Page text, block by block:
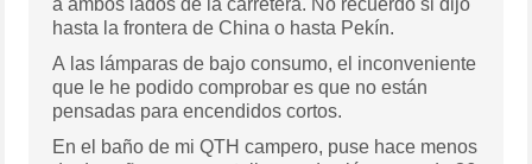
hasta la frontera de China o hasta Pekín.
A las lámparas de bajo consumo, el inconveniente
que le he podido comprobar es que no están
pensadas para encendidos cortos.
En el baño de mi QTH campero, puse hace menos